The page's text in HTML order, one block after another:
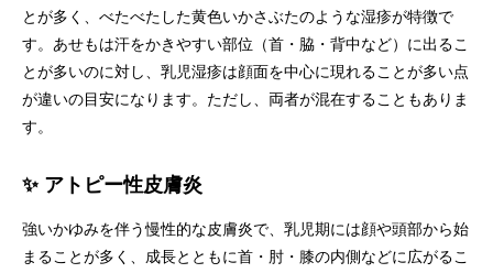
とが多く、べたべたした黄色いかさぶたのような湿疹が特徴で
す。あせもは汗をかきやすい部位（首・脇・背中など）に出るこ
とが多いのに対し、乳児湿疹は顔面を中心に現れることが多い点
が違いの目安になります。ただし、両者が混在することもありま
す。
✨ アトピー性皮膚炎
強いかゆみを伴う慢性的な皮膚炎で、乳児期には顔や頭部から始
まることが多く、成長とともに首・肘・膝の内側などに広がるこ